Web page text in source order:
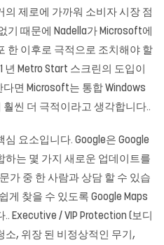
제로에 가까워 소비자 시장 점
기 때문에 Nadella가 Microsoft에
한 이후로 극적으로 조치해야 할
년 Metro Start 스크린의 도입이
면 Microsoft는 통합 Windows
씬 더 극적이라고 생각합니다..
요소입니다. Google은 Google
하는 몇 가지 새로운 업데이트를
가 중 한 사람과 상담 할 수 있습
게 ​​찾을 수 있도록 Google Maps
Executive / VIP Protection (보디
소, 위장 된 비정상적인 무기,